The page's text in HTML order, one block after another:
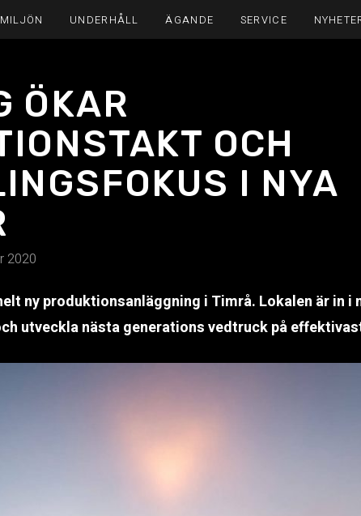
UNDERHÅLL ÄGANDE SERVICE
ÖKAR
OCH
I NYA
2020
ny produktionsanläggning i Timrå. Lokalen är in i
utveckla nästa generations vedtruck på